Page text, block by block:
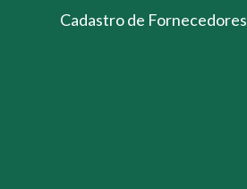
Cadastro de Fornecedores